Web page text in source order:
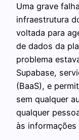
Uma grave
infraestrutura
voltada para
de dados da
problema
Supabase,
(BaaS), e
sem qualquer
qualquer
às informações